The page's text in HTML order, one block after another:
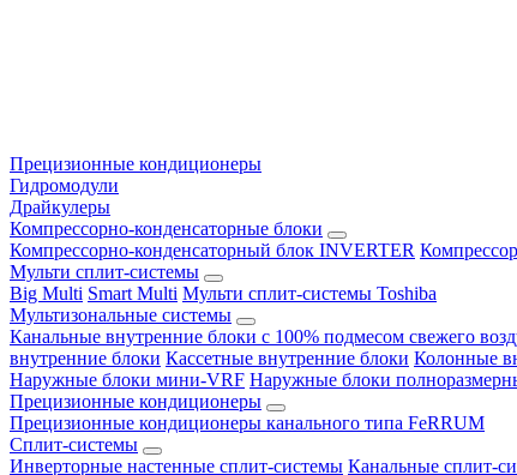
Прецизионные кондиционеры
Гидромодули
Драйкулеры
Компрессорно-конденсаторные блоки
Компрессорно-конденсаторный блок INVERTER
Мульти сплит-системы
Big Multi Smart Multi Мульти сплит-системы Toshiba
Мультизональные системы
Канальные внутренние блоки с 100% подмесом свежего
внутренние блоки Кассетные внутренние блоки Колонные
Наружные блоки мини-VRF Наружные блоки
Прецизионные кондиционеры
Прецизионные кондиционеры канального типа FeRRUM
Сплит-системы
Инверторные настенные сплит-системы Канальные сплит-